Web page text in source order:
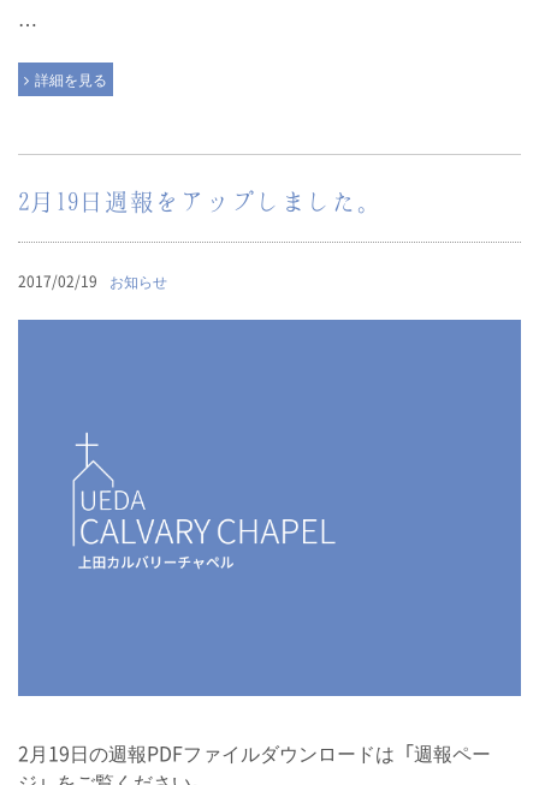
…
詳細を見る
2月19日週報をアップしました。
2017/02/19 お知らせ
2月19日の週報PDFファイルダウンロードは「週報ペー